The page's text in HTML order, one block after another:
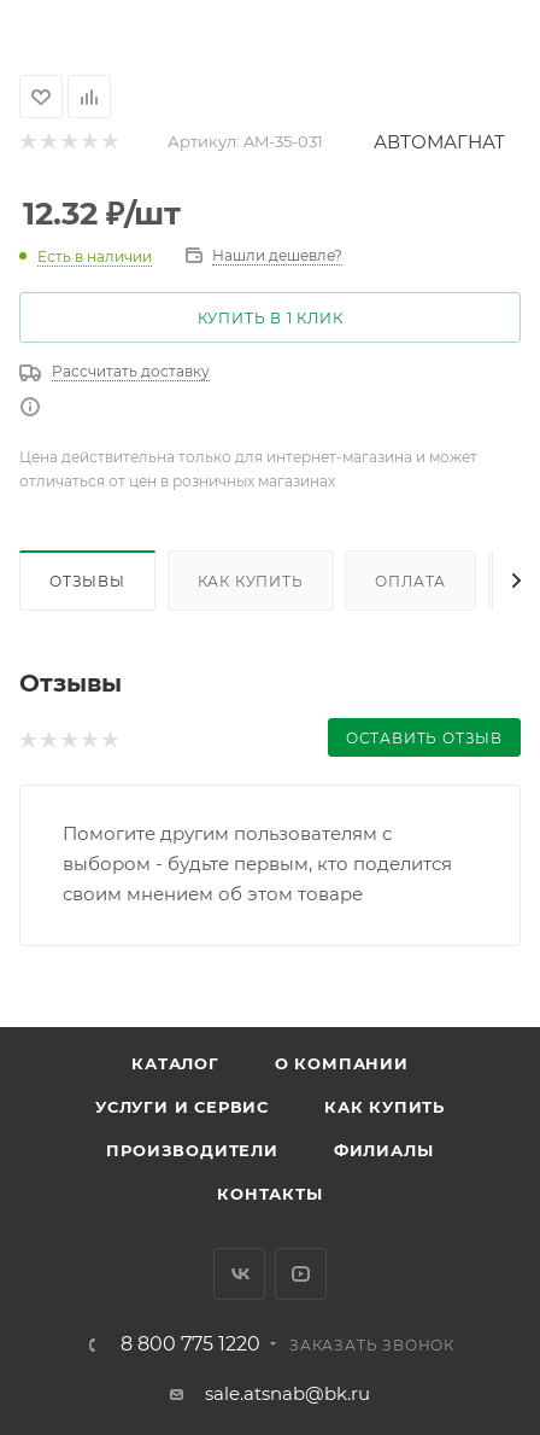
Артикул: AM-35-031 АВТОМАГНАТ
12.32 ₽/шт
Есть в наличии Нашли дешевле?
КУПИТЬ В 1 КЛИК
Рассчитать доставку
Цена действительна только для интернет-магазина и может
отличаться от цен в розничных магазинах
ОТЗЫВЫ КАК КУПИТЬ ОПЛАТА
Отзывы
ОСТАВИТЬ ОТЗЫВ
Помогите другим пользователям с
выбором - будьте первым, кто поделится
своим мнением об этом товаре
КАТАЛОГ О КОМПАНИИ
УСЛУГИ И СЕРВИС КАК КУПИТЬ
ПРОИЗВОДИТЕЛИ ФИЛИАЛЫ
КОНТАКТЫ
8 800 775 1220 ЗАКАЗАТЬ ЗВОНОК
sale.atsnab@bk.ru